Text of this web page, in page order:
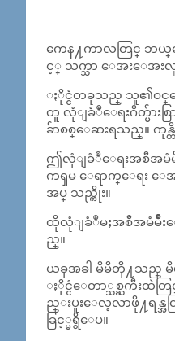
ကေန႔ကာလတြင္ ဘယ္
င့္ သက္သာ ေအးေအး
ႏိုင္ငံတခုသည္ သူ၏ဝင္ေ
တူ လုံျခံဳေရးဂိတ္မ်ားစ
ခ်ာစစ္ေဆးရသည္။ ကုန္
ဤလုံျခံဳေရးအစီအမံမ်
ကၡမ ေရာက္ေရး ေအ
အပ္ သည္ကိုး။
ထိုလုံျခံဳမႈအစီအမံမ်ိဳးေတ
ည္။
ယခုအခါ မိမိတို႔သည္
ႏိုင္ငံေတာ္သစ္ႀကီးထဲတြ
ည္းပူးေလ့လာဖို႔ရန္အ
ခြင့္မရွိေပ။